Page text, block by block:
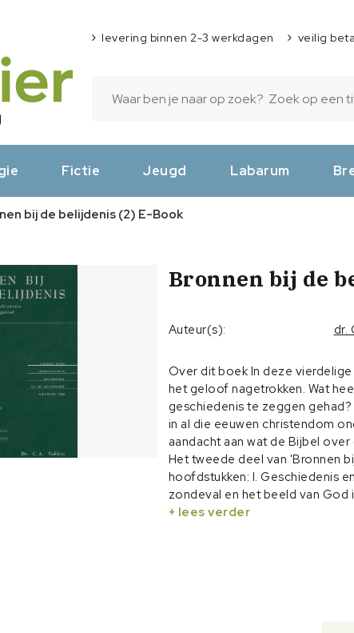
levering binnen 2-3 werkdagen veilig
Fictie Jeugd Labarum
bij de belijdenis (2) E-Book
Bronnen bij de
Auteur(s): dr.
Over dit boek In deze
het geloof nagetrokken. Wat
geschiedenis te zeggen
in al die eeuwen christendom
aandacht aan wat de Bijbel
Het tweede deel van 'Bronnen
hoofdstukken: I. Geschiedenis
zondeval en het beeld van God
IV. De wet van God in de
+ lees verder